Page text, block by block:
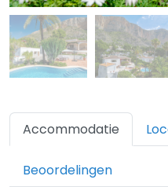
Accommodatie
Beoordelingen